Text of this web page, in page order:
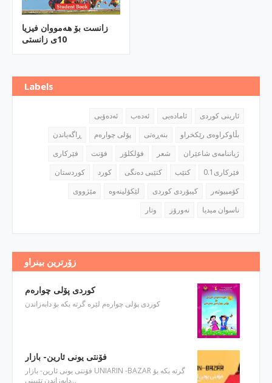
زانست بۆ هه‌مووان فیزیا
10ی زانستی
Labels
ئارینی كوردی ئاماده‌یی ئه‌ده‌ب
ئه‌ده‌ۆبی
بڵاوكراوه‌ی رێكخراو
بنه‌ڕه‌تی پۆلی چواره‌م
ڕاگه‌یاندن
ژیاننامه‌ی شاعێران
شعر فۆلكلۆر فۆنت
فێركاری
فێركاری0.1
كتێب كتێبی ده‌نگی كورد
كوردستان
كۆمپیوته‌ر
كیبۆردی كوردی
مێژووی
ناسوان میدیا
نه‌ورۆز وتار
زۆرترین بینراو
كوردی پۆلی چواره‌م
كوردی پۆلی چواره‌م لێره‌ گرته‌ بكه‌ بۆ دابه‌زاندن
فۆنتی یونی ئارین- بازار
فۆنتی یونی ئارین- بازار UNIARIN -BAZAR گرته‌ بكه‌ بۆ
دابه‌زاندن تێبینی…